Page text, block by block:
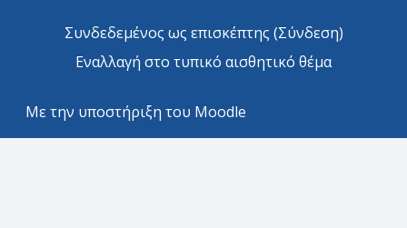
Συνδεδεμένος ως επισκέπτης (Σύνδεση)
Εναλλαγή στο τυπικό αισθητικό θέμα
Με την υποστήριξη του Moodle